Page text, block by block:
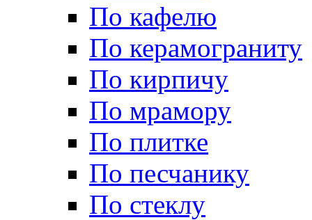
По кафелю
По керамограниту
По кирпичу
По мрамору
По плитке
По песчанику
По стеклу